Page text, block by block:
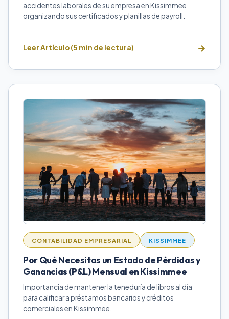
accidentes laborales de su empresa en Kissimmee
organizando sus certificados y planillas de payroll.
Leer Artículo (5 min de lectura)
CONTABILIDAD EMPRESARIAL KISSIMMEE
Por Qué Necesitas un Estado de Pérdidas y
Ganancias (P&L) Mensual en Kissimmee
Importancia de mantener la teneduría de libros al día
para calificar a préstamos bancarios y créditos
comerciales en Kissimmee.